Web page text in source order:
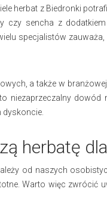
herbat z Biedronki
czy sencha z
specjalistów
a także w
niezaprzeczalny
herbatę
od naszych
Warto więc zwrócić